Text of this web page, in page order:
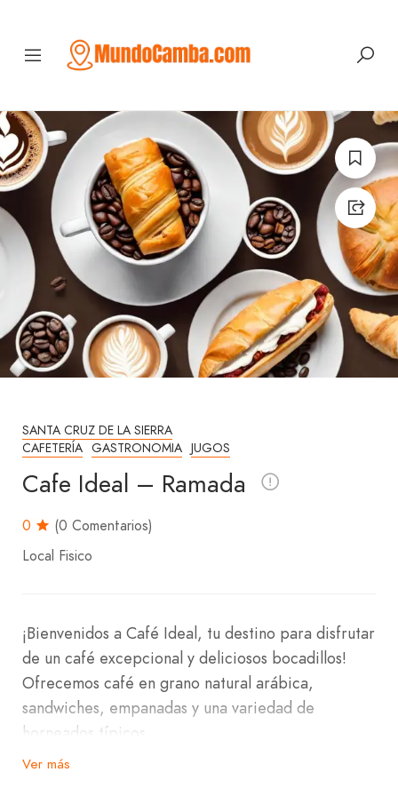
SANTA CRUZ DE LA SIERRA
CAFETERÍA GASTRONOMIA JUGOS
Cafe Ideal – Ramada
0
(0 Comentarios)
Local Fisico
¡Bienvenidos a Café Ideal, tu destino para disfrutar
de un café excepcional y deliciosos bocadillos!
Ofrecemos café en grano natural arábica,
sandwiches, empanadas y una variedad de
horneados típicos.
Ver más